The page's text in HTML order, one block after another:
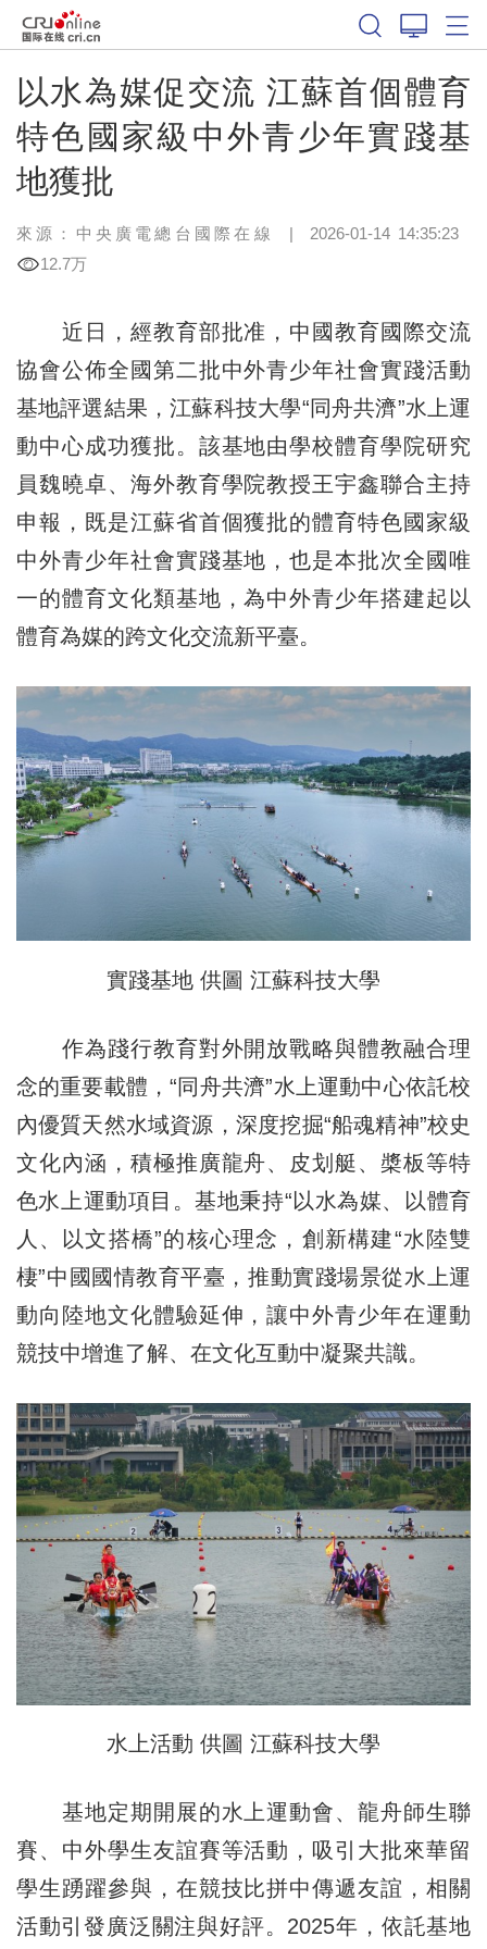
以水為媒促交流 江蘇首個體育
特色國家級中外青少年實踐基
地獲批
來源：中央廣電總台國際在線 | 2026-01-14 14:35:23
12.7万
近日，經教育部批准，中國教育國際交流
協會公佈全國第二批中外青少年社會實踐活動
基地評選結果，江蘇科技大學“同舟共濟”水上運
動中心成功獲批。該基地由學校體育學院研究
員魏曉卓、海外教育學院教授王宇鑫聯合主持
申報，既是江蘇省首個獲批的體育特色國家級
中外青少年社會實踐基地，也是本批次全國唯
一的體育文化類基地，為中外青少年搭建起以
體育為媒的跨文化交流新平臺。
實踐基地 供圖 江蘇科技大學
作為踐行教育對外開放戰略與體教融合理
念的重要載體，“同舟共濟”水上運動中心依託校
內優質天然水域資源，深度挖掘“船魂精神”校史
文化內涵，積極推廣龍舟、皮划艇、槳板等特
色水上運動項目。基地秉持“以水為媒、以體育
人、以文搭橋”的核心理念，創新構建“水陸雙
棲”中國國情教育平臺，推動實踐場景從水上運
動向陸地文化體驗延伸，讓中外青少年在運動
競技中增進了解、在文化互動中凝聚共識。
水上活動 供圖 江蘇科技大學
基地定期開展的水上運動會、龍舟師生聯
賽、中外學生友誼賽等活動，吸引大批來華留
學生踴躍參與，在競技比拼中傳遞友誼，相關
活動引發廣泛關注與好評。2025年，依託基地